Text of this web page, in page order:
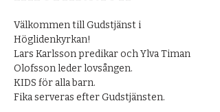
Välkommen till Gudstjänst i
Höglidenkyrkan!
Lars Karlsson predikar och Ylva Timan
Olofsson leder lovsången.
KIDS för alla barn.
Fika serveras efter Gudstjänsten.